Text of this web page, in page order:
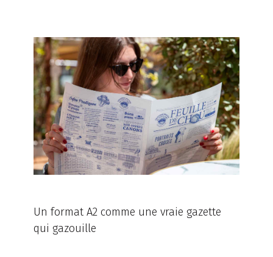
Un format A2 comme une vraie gazette
qui gazouille